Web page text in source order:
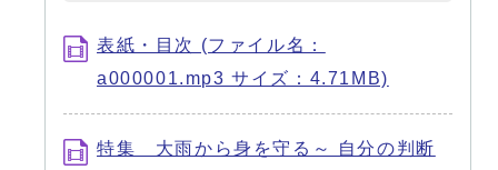
表紙・目次 (ファイル名：
a000001.mp3 サイズ：4.71MB)
特集 大雨から身を守る～ 自分の判断